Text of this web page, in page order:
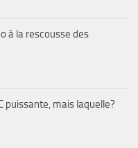
à la rescousse des
puissante, mais laquelle?